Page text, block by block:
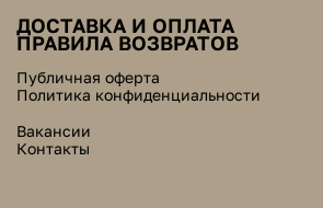
ДОСТАВКА И ОПЛАТА
ПРАВИЛА ВОЗВРАТОВ
Публичная оферта
Политика конфиденциальности
Вакансии
Контакты